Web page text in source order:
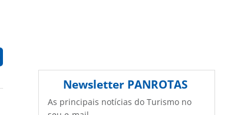
Newsletter PANROTAS
As principais notícias do Turismo no